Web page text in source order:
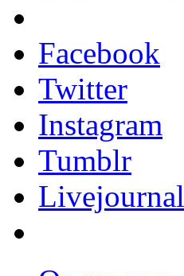
Facebook
Twitter
Instagram
Tumblr
Livejournal